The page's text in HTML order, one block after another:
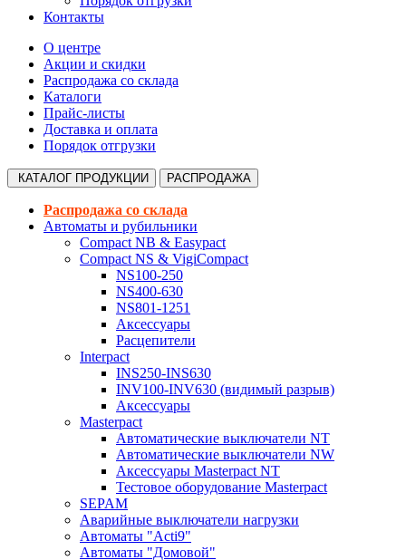
Контакты
О центре
Акции и скидки
Распродажа со склада
Каталоги
Прайс-листы
Доставка и оплата
Порядок отгрузки
КАТАЛОГ ПРОДУКЦИИ РАСПРОДАЖА
Распродажа со склада
Автоматы и рубильники
Compact NB & Easypact
Compact NS & VigiCompact
NS100-250
NS400-630
NS801-1251
Аксессуары
Расцепители
Interpact
INS250-INS630
INV100-INV630 (видимый разрыв)
Аксессуары
Masterpact
Автоматические выключатели NT
Автоматические выключатели NW
Аксессуары Masterpact NT
Тестовое оборудование Masterpact
SEPAM
Аварийные выключатели нагрузки
Автоматы "Acti9"
Автоматы "Домовой"